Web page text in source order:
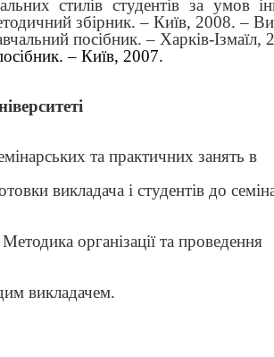
стилів студентів за умов
збірник. – Київ, 2008. –
посібник. – Харків-Ізмаїл,
– Київ, 2007.
та практичних занять в
викладача і студентів до
організації та проведення
викладачем.